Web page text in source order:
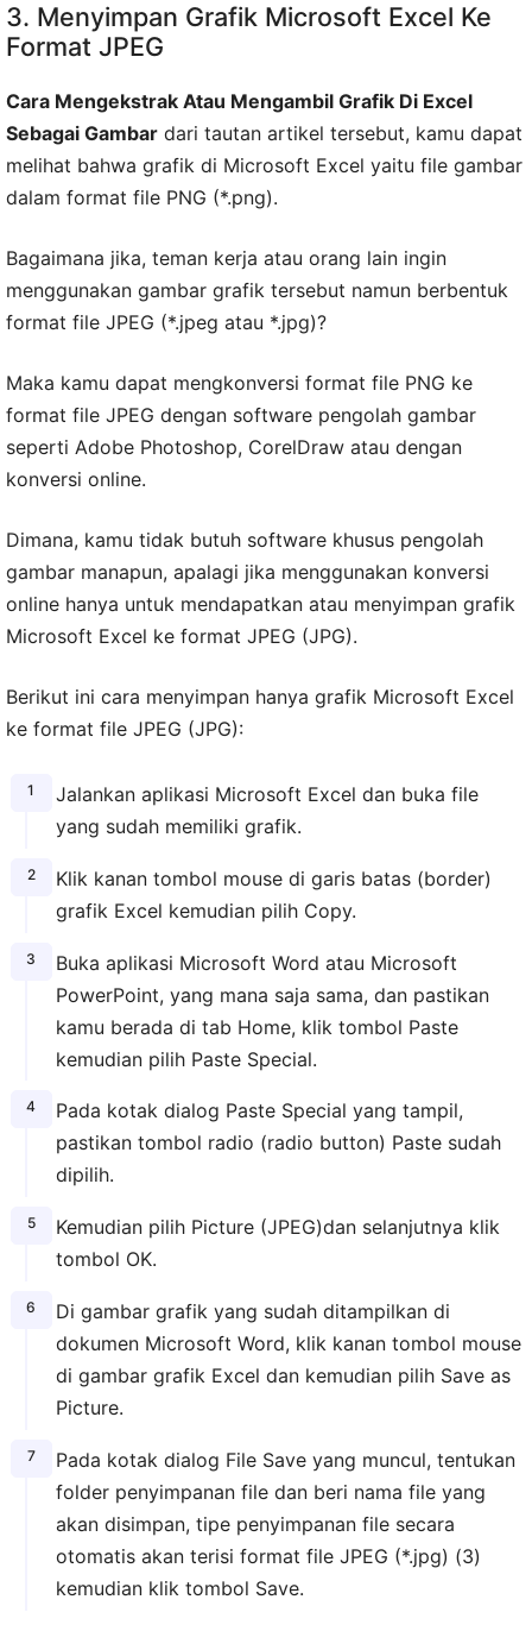
3. Menyimpan Grafik Microsoft Excel Ke
Format JPEG
Cara Mengekstrak Atau Mengambil Grafik Di Excel
Sebagai Gambar dari tautan artikel tersebut, kamu dapat
melihat bahwa grafik di Microsoft Excel yaitu file gambar
dalam format file PNG (*.png).
Bagaimana jika, teman kerja atau orang lain ingin
menggunakan gambar grafik tersebut namun berbentuk
format file JPEG (*.jpeg atau *.jpg)?
Maka kamu dapat mengkonversi format file PNG ke
format file JPEG dengan software pengolah gambar
seperti Adobe Photoshop, CorelDraw atau dengan
konversi online.
Dimana, kamu tidak butuh software khusus pengolah
gambar manapun, apalagi jika menggunakan konversi
online hanya untuk mendapatkan atau menyimpan grafik
Microsoft Excel ke format JPEG (JPG).
Berikut ini cara menyimpan hanya grafik Microsoft Excel
ke format file JPEG (JPG):
Jalankan aplikasi Microsoft Excel dan buka file
yang sudah memiliki grafik.
Klik kanan tombol mouse di garis batas (border)
grafik Excel kemudian pilih Copy.
Buka aplikasi Microsoft Word atau Microsoft
PowerPoint, yang mana saja sama, dan pastikan
kamu berada di tab Home, klik tombol Paste
kemudian pilih Paste Special.
Pada kotak dialog Paste Special yang tampil,
pastikan tombol radio (radio button) Paste sudah
dipilih.
Kemudian pilih Picture (JPEG)dan selanjutnya klik
tombol OK.
Di gambar grafik yang sudah ditampilkan di
dokumen Microsoft Word, klik kanan tombol mouse
di gambar grafik Excel dan kemudian pilih Save as
Picture.
Pada kotak dialog File Save yang muncul, tentukan
folder penyimpanan file dan beri nama file yang
akan disimpan, tipe penyimpanan file secara
otomatis akan terisi format file JPEG (*.jpg) (3)
kemudian klik tombol Save.